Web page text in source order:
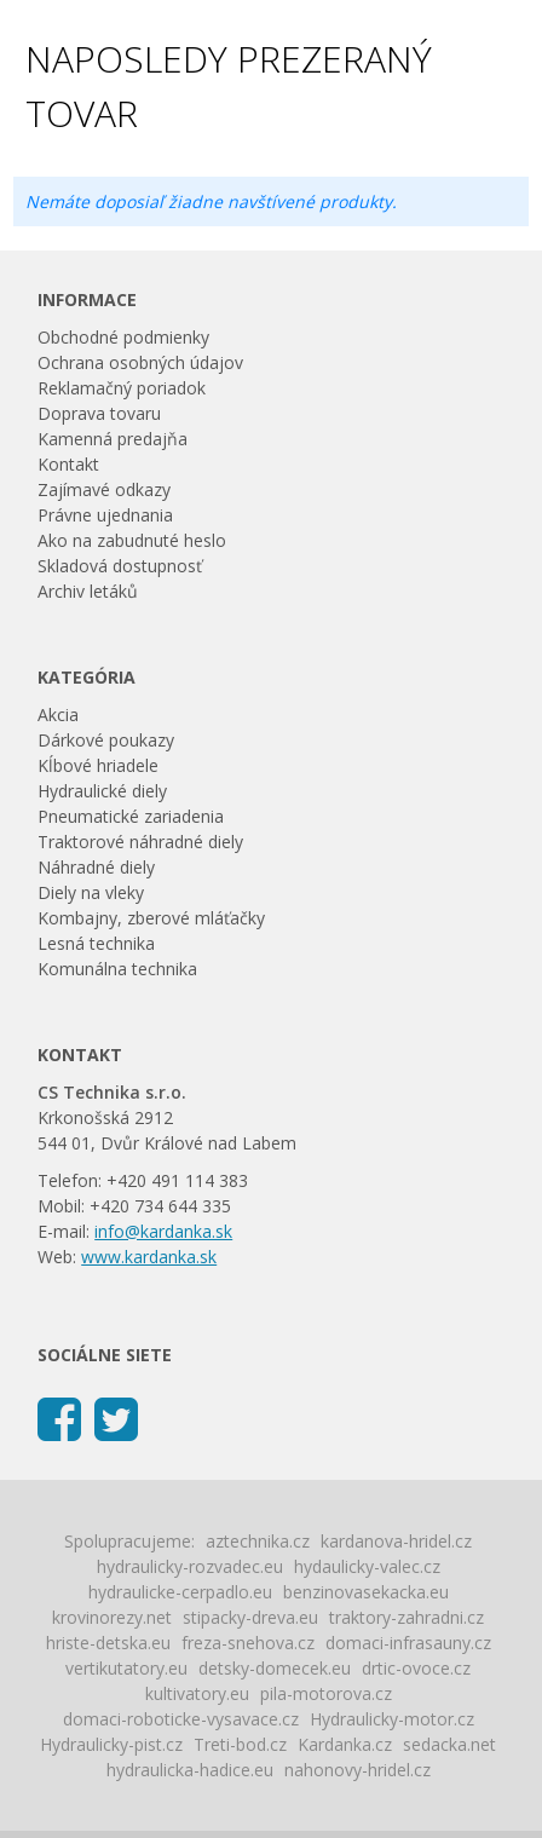
NAPOSLEDY PREZERANÝ
TOVAR
Nemáte doposiaľ žiadne navštívené produkty.
INFORMACE
Obchodné podmienky
Ochrana osobných údajov
Reklamačný poriadok
Doprava tovaru
Kamenná predajňa
Kontakt
Zajímavé odkazy
Právne ujednania
Ako na zabudnuté heslo
Skladová dostupnosť
Archiv letáků
KATEGÓRIA
Akcia
Dárkové poukazy
Kĺbové hriadele
Hydraulické diely
Pneumatické zariadenia
Traktorové náhradné diely
Náhradné diely
Diely na vleky
Kombajny, zberové mláťačky
Lesná technika
Komunálna technika
KONTAKT
CS Technika s.r.o.
Krkonošská 2912
544 01, Dvůr Králové nad Labem
Telefon: +420 491 114 383
Mobil: +420 734 644 335
E-mail:info@kardanka.sk
Web:www.kardanka.sk
SOCIÁLNE SIETE
Spolupracujeme: aztechnika.cz kardanova-hridel.cz
hydraulicky-rozvadec.eu hydaulicky-valec.cz
hydraulicke-cerpadlo.eu benzinovasekacka.eu
krovinorezy.net stipacky-dreva.eu traktory-zahradni.cz
hriste-detska.eu freza-snehova.cz domaci-infrasauny.cz
vertikutatory.eu detsky-domecek.eu drtic-ovoce.cz
kultivatory.eu pila-motorova.cz
domaci-roboticke-vysavace.cz
Hydraulicky-motor.cz
Hydraulicky-pist.cz Treti-bod.cz Kardanka.cz sedacka.net
hydraulicka-hadice.eu nahonovy-hridel.cz